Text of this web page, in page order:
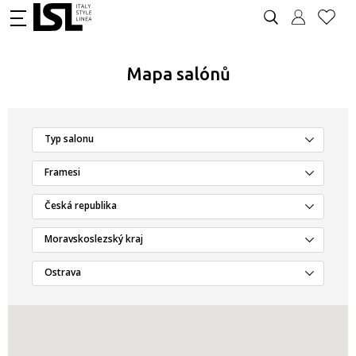
Mapa salónů
Typ salonu
Framesi
Česká republika
Moravskoslezský kraj
Ostrava